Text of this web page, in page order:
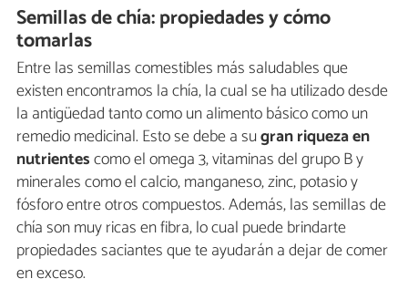
Semillas de chía: propiedades y cómo
tomarlas
Entre las semillas comestibles más saludables que
existen encontramos la chía, la cual se ha utilizado desde
la antigüedad tanto como un alimento básico como un
remedio medicinal. Esto se debe a sugran riqueza en
nutrientescomo el omega 3, vitaminas del grupo B y
minerales como el calcio, manganeso, zinc, potasio y
fósforo entre otros compuestos. Además, las semillas de
chía son muy ricas en fibra, lo cual puede brindarte
propiedades saciantes que te ayudarán a dejar de comer
en exceso.